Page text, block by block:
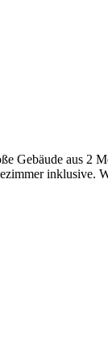
Gebäude aus 2
inklusive.